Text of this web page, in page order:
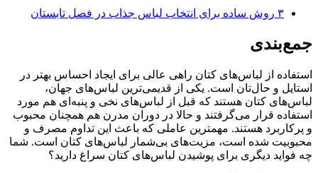
۳ روش ساده برای انتخاب لباس جذاب در فصل تابستان
جمع‌بندی
استفاده از لباس‌های کتان راهی عالی برای ایجاد احساس بهتر در
استایل و حال‌تان است. یکی از قدیمی‌ترین لباس‌های جهان،
لباس‌های کتان هستند که قبل از لباس‌های نخی و پنبه‌ای هم مورد
استفاده قرار می‌گرفتند و حالا در دوران مدرن هم همچنان محبوب
و پرکاربرد هستند. مهمترین عاملی که باعث این تداوم مصرف و
محبوبیت شده است، مزیت‌های بی‌شمار لباس‌های کتان است. شما
چه فواید دیگری برای پوشیدن لباس‌های کتان سراغ دارید؟